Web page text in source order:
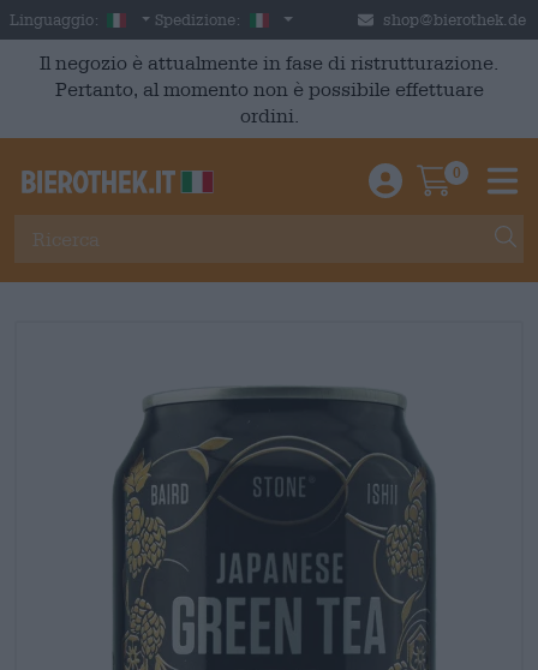
Skip to main content
Linguaggio: Italian
Spedizione: Italia shop@bierothek.de
Il negozio è attualmente in fase di ristrutturazione.
Pertanto, al momento non è possibile effettuare
ordini.
Einloggen /
0